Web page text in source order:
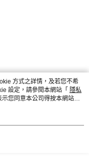
方式之詳情，及若您不希
設定，請參閱本網站「 隱私
您同意本公司得按本網站使